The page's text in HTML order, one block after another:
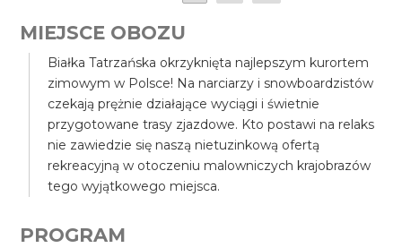
MIEJSCE OBOZU
Białka Tatrzańska okrzyknięta najlepszym kurortem
zimowym w Polsce! Na narciarzy i snowboardzistów
czekają prężnie działające wyciągi i świetnie
przygotowane trasy zjazdowe. Kto postawi na relaks
nie zawiedzie się naszą nietuzinkową ofertą
rekreacyjną w otoczeniu malowniczych krajobrazów
tego wyjątkowego miejsca.
PROGRAM